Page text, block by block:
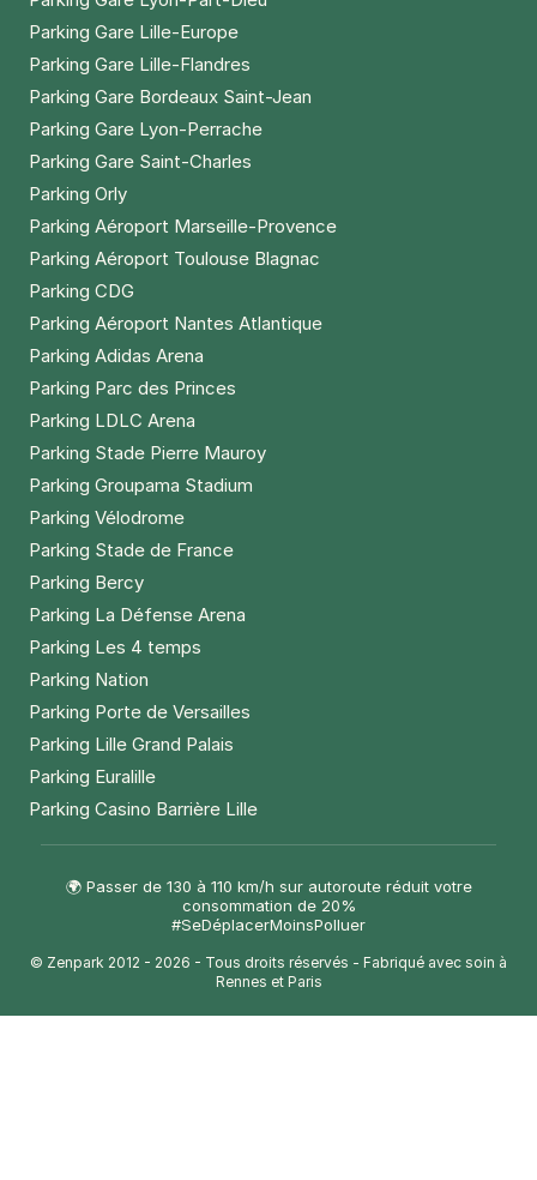
Parking Gare Lille-Europe
Parking Gare Lille-Flandres
Parking Gare Bordeaux Saint-Jean
Parking Gare Lyon-Perrache
Parking Gare Saint-Charles
Parking Orly
Parking Aéroport Marseille-Provence
Parking Aéroport Toulouse Blagnac
Parking CDG
Parking Aéroport Nantes Atlantique
Parking Adidas Arena
Parking Parc des Princes
Parking LDLC Arena
Parking Stade Pierre Mauroy
Parking Groupama Stadium
Parking Vélodrome
Parking Stade de France
Parking Bercy
Parking La Défense Arena
Parking Les 4 temps
Parking Nation
Parking Porte de Versailles
Parking Lille Grand Palais
Parking Euralille
Parking Casino Barrière Lille
🌍 Passer de 130 à 110 km/h sur autoroute réduit votre
consommation de 20%
#SeDéplacerMoinsPolluer
© Zenpark 2012 - 2026 - Tous droits réservés - Fabriqué avec soin à
Rennes et Paris